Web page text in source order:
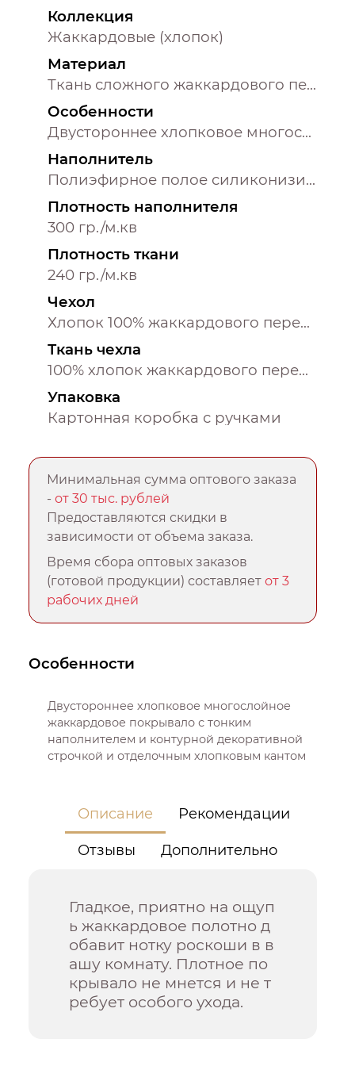
Коллекция
Жаккардовые (хлопок)
Материал
Ткань сложного жаккардового переплетения внутри п/э нитка
Особенности
Двустороннее хлопковое многослойное жаккардовое покрывало с тонким наполнителем и контурной декоративной строчкой и отделочным хлопковым кантом
Наполнитель
Полиэфирное полое силиконизированное извитое волокно
Плотность наполнителя
300 гр./м.кв
Плотность ткани
240 гр./м.кв
Чехол
Хлопок 100% жаккардового переплетения
Ткань чехла
100% хлопок жаккардового переплетения
Упаковка
Картонная коробка с ручками
Минимальная сумма оптового заказа
-от 30 тыс. рублей
Предоставляются скидки в
зависимости от объема заказа.
Время сбора оптовых заказов
(готовой продукции) составляетот 3
рабочих дней
Особенности
Двустороннее хлопковое многослойное
жаккардовое покрывало с тонким
наполнителем и контурной декоративной
строчкой и отделочным хлопковым кантом
Описание Рекомендации
Отзывы Дополнительно
Гладкое, приятно на ощуп
ь жаккардовое полотно д
обавит нотку роскоши в в
ашу комнату. Плотное по
крывало не мнется и не т
ребует особого ухода.